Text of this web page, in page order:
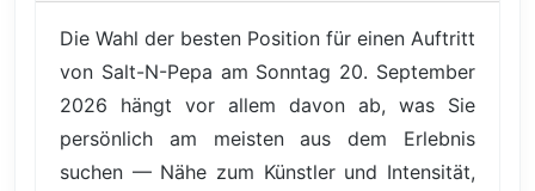
Die Wahl der besten Position für einen Auftritt
von Salt-N-Pepa am Sonntag 20. September
2026 hängt vor allem davon ab, was Sie
persönlich am meisten aus dem Erlebnis
suchen — Nähe zum Künstler und Intensität,